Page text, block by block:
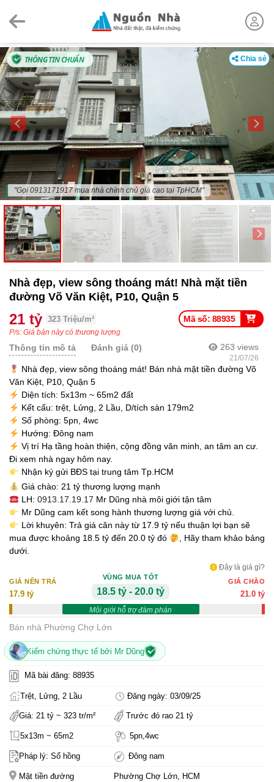
THÔNG TIN CHUẨN
"Gọi 0913171917 mua nhà chính chủ giá cao tại TpHCM"
Nhà đẹp, view sông thoáng mát! Nhà mặt tiền
đường Võ Văn Kiệt, P10, Quận 5
Mã số: 88935
21 tỷ 323 Triệu/m²
P/s: Giá bán này có thương lượng
263 views
21/07/26
Thông tin mô tả Đánh giá (0)
Nhà đẹp, view sông thoáng mát! Bán nhà mặt tiền đường Võ
Văn Kiệt, P10, Quận 5
Diện tích: 5x13m ~ 65m2 đất
Kết cấu: trệt, Lửng, 2 Lầu, D/tích sàn 179m2
Số phòng: 5pn, 4wc
Hướng: Đông nam
Vị trí Hạ tầng hoàn thiện, cộng đồng văn minh, an tâm an cư.
Đi xem nhà ngay hôm nay.
Nhận ký gửi BĐS tại trung tâm Tp.HCM
Giá chào: 21 tỷ thương lượng mạnh
LH: 0913.17.19.17 Mr Dũng nhà môi giới tận tâm
Mr Dũng cam kết song hành thương lượng giá với chủ.
Lời khuyên: Trả giá căn này từ 17.9 tỷ nếu thuận lợi bạn sẽ
mua được khoảng 18.5 tỷ đến 20.0 tỷ đó
, Hãy tham khảo bảng
dưới.
Đây là giá gì?
GIÁ NÊN TRẢ
17.9 tỷ
VÙNG MUA TỐT
18.5 tỷ - 20.0 tỷ
Môi giới hỗ trợ đàm phán
GIÁ CHÀO
21.0 tỷ
Chia sẻ
Bán nhà Phường Chợ Lớn
Kiểm chứng thực tế bởi Mr Dũng
Mã bài đăng: 88935
Trệt, Lửng, 2 Lầu Đăng ngày: 03/09/25
Giá: 21 tỷ ~ 323 tr/m² Trước đó rao 21 tỷ
5x13m ~ 65m2 5pn,4wc
Pháp lý: Sổ hồng Đông nam
Mặt tiền đường Phường Chợ Lớn, HCM